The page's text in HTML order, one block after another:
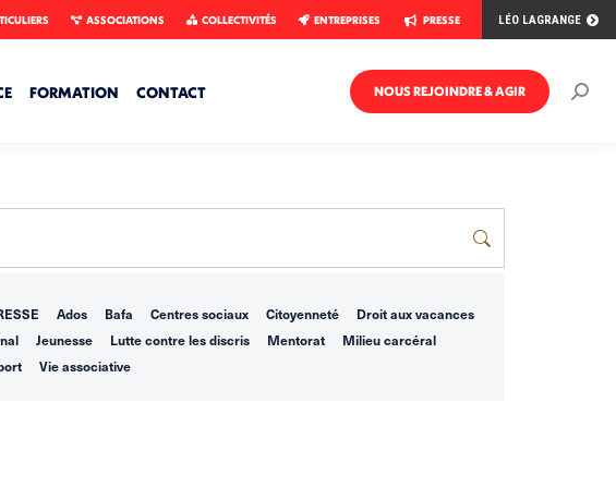
ASSOCIATIONS COLLECTIVITÉS ENTREPRISES PRESSE LÉO LAGRANGE
FORMATION CONTACT NOUS REJOINDRE & AGIR
Ados Bafa Centres sociaux Citoyenneté
Droit aux vacances
Jeunesse Lutte contre les discris Mentorat
Milieu carcéral
Vie associative